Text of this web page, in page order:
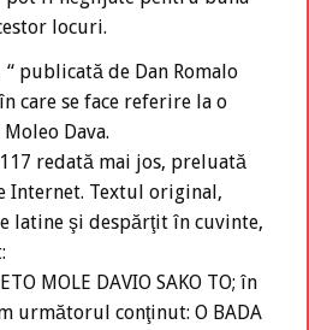
locuri.
publicată de Dan Romalo
care se face referire la o
Dava.
redată mai jos, preluată
Internet. Textul original,
latine şi despărţit în cuvinte,
MOLE DAVIO SAKO TO; în
următorul conţinut: O BADA